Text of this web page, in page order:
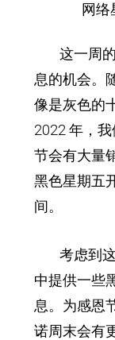
网络
这一周的
息的机会。
像是灰色的
2022 年，
节会有大量
黑色星期五
间。
考虑到这
中提供一些
息。 为感恩
诺周末会有